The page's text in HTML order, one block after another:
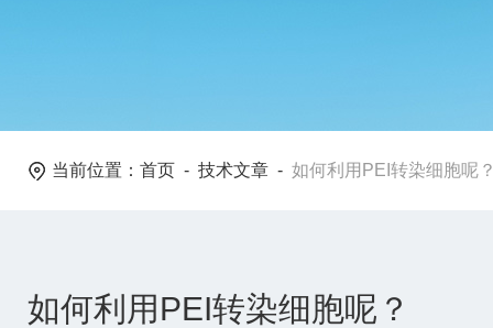
当前位置： 首页 - 技术文章 - 如何利用PEI转染细胞呢
如何利用PEI转染细胞呢？